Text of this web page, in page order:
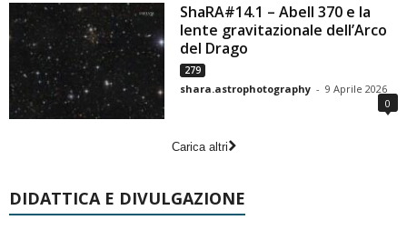
ShaRA#14.1 – Abell 370 e la
lente gravitazionale dell’Arco
del Drago
279
shara.astrophotography - 9 Aprile 2026
0
Carica altri
DIDATTICA E DIVULGAZIONE